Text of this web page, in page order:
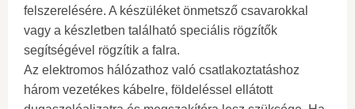
felszerelésére. A készüléket önmetsző csavarokkal
vagy a készletben található speciális rögzítők
segítségével rögzítik a falra.
Az elektromos hálózathoz való csatlakoztatáshoz
három vezetékes kábelre, földeléssel ellátott